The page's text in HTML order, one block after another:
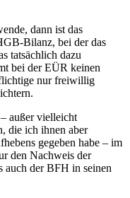
dann ist das
Bilanz, bei der das
tatsächlich dazu
bei der EÜR keinen
nur freiwillig
außer vielleicht
die ich ihnen aber
gegeben habe – im
den Nachweis der
auch der BFH in seinen